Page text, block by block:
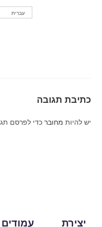
עברית
כתיבת תגובה
יש להיות מחובר כדי לפרסם
עמודים
יצירת